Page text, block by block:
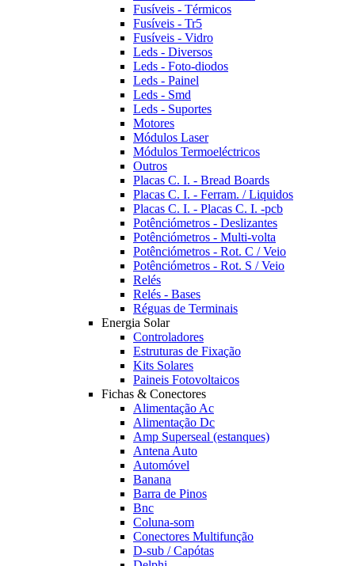
Fusíveis - Térmicos
Fusíveis - Tr5
Fusíveis - Vidro
Leds - Diversos
Leds - Foto-diodos
Leds - Painel
Leds - Smd
Leds - Suportes
Motores
Módulos Laser
Módulos Termoeléctricos
Outros
Placas C. I. - Bread Boards
Placas C. I. - Ferram. / Liquidos
Placas C. I. - Placas C. I. -pcb
Potênciómetros - Deslizantes
Potênciómetros - Multi-volta
Potênciómetros - Rot. C / Veio
Potênciómetros - Rot. S / Veio
Relés
Relés - Bases
Réguas de Terminais
Energia Solar
Controladores
Estruturas de Fixação
Kits Solares
Paineis Fotovoltaicos
Fichas & Conectores
Alimentação Ac
Alimentação Dc
Amp Superseal (estanques)
Antena Auto
Automóvel
Banana
Barra de Pinos
Bnc
Coluna-som
Conectores Multifunção
D-sub / Capótas